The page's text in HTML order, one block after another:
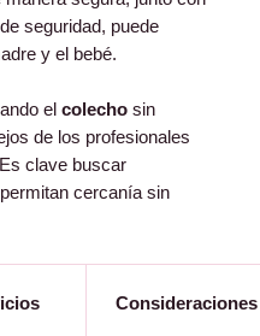
seguridad, puede
y el bebé.
el colecho sin
de los profesionales
clave buscar
cercanía sin
Consideraciones